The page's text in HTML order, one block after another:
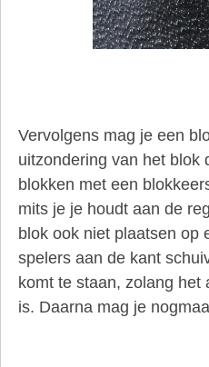
Vervolgens mag je een
uitzondering van het blok
blokken met een
mits je je houdt aan de
blok ook niet plaatsen op
spelers aan de kant
komt te staan, zolang het
is. Daarna mag je